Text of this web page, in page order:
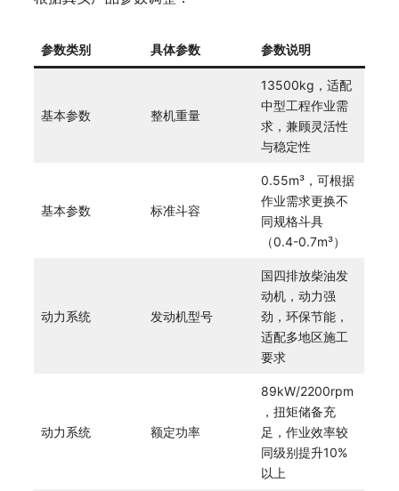
参数类别 具体参数 参数说明
基本参数 整机重量
13500kg，适配
中型工程作业需
求，兼顾灵活性
与稳定性
基本参数 标准斗容
0.55m³，可根据
作业需求更换不
同规格斗具
（0.4-0.7m³）
动力系统 发动机型号
国四排放柴油发
动机，动力强
劲，环保节能，
适配多地区施工
要求
动力系统 额定功率
89kW/2200rpm
，扭矩储备充
足，作业效率较
同级别提升10%
以上